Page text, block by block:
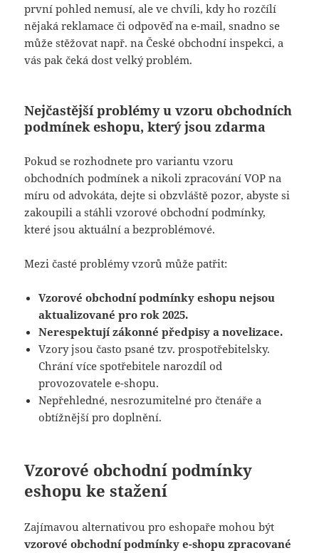
první pohled nemusí, ale ve chvíli, kdy ho rozčílí
nějaká reklamace či odpověď na e-mail, snadno se
může stěžovat např. na České obchodní inspekci, a
vás pak čeká dost velký problém.
Nejčastější problémy u vzoru obchodních
podmínek eshopu, který jsou zdarma
Pokud se rozhodnete pro variantu vzoru
obchodních podmínek a nikoli zpracování VOP na
míru od advokáta, dejte si obzvláště pozor, abyste si
zakoupili a stáhli vzorové obchodní podmínky,
které jsou aktuální a bezproblémové.
Mezi časté problémy vzorů může patřit:
Vzorové obchodní podmínky eshopu nejsou
aktualizované pro rok 2025.
Nerespektují zákonné předpisy a novelizace.
Vzory jsou často psané tzv. prospotřebitelsky.
Chrání více spotřebitele narozdíl od
provozovatele e-shopu.
Nepřehledné, nesrozumitelné pro čtenáře a
obtížnější pro doplnění.
Vzorové obchodní podmínky
eshopu ke stažení
Zajímavou alternativou pro eshopaře mohou být
vzorové obchodní podmínky e-shopu zpracované